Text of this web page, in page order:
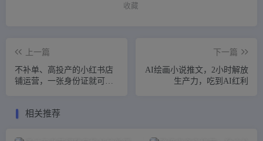
收藏
上一篇
不补单、高投产的小红书店
铺运营，一张身份证就可以
下一篇
AI绘画小说推文，2小时解放
生产力，吃到AI红利
相关推荐